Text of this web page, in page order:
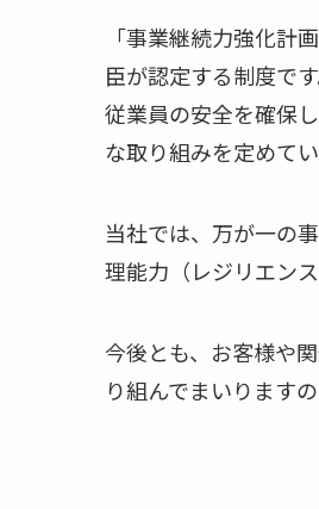
「事業継続力強化計
臣が認定する制度で
従業員の安全を確保
な取り組みを定めてい
当社では、万が一の
理能力（レジリエン
今後とも、お客様や
り組んでまいります